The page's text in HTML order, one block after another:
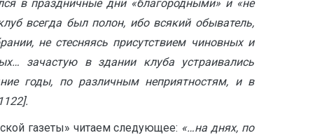
в праздничные дни «благородными» и «не
всегда был полон, ибо всякий обыватель,
не стесняясь присутствием чиновных и
зачастую в здании клуба устраивались
годы, по различным неприятностям, и в
газеты» читаем следующее: «…на днях, по